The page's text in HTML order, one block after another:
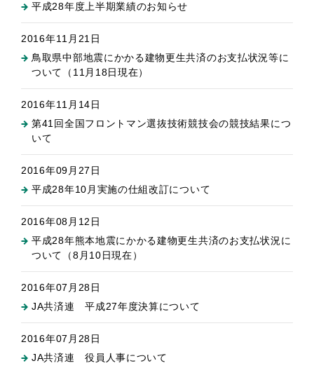
平成28年度上半期業績のお知らせ
2016年11月21日
鳥取県中部地震にかかる建物更生共済のお支払状況等に
ついて（11月18日現在）
2016年11月14日
第41回全国フロントマン選抜技術競技会の競技結果につ
いて
2016年09月27日
平成28年10月実施の仕組改訂について
2016年08月12日
平成28年熊本地震にかかる建物更生共済のお支払状況に
ついて（8月10日現在）
2016年07月28日
JA共済連 平成27年度決算について
2016年07月28日
JA共済連 役員人事について